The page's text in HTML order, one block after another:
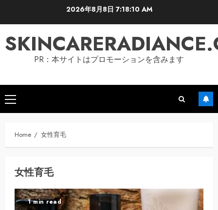
2026年8月8日7:18:11 AM
PR：本サイトはプロモーションを含みます
Primary
Menu
Home 女性育毛
女性育毛
1 min read